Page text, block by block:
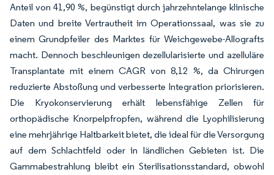
Anteil von 41,90 %, begünstigt durch jahrzehntelange klinische
Daten und breite Vertrautheit im Operationssaal, was sie zu
einem Grundpfeiler des Marktes für Weichgewebe-Allografts
macht. Dennoch beschleunigen dezellularisierte und azelluläre
Transplantate mit einem CAGR von 8,12 %, da Chirurgen
reduzierte Abstoßung und verbesserte Integration priorisieren.
Die Kryokonservierung erhält lebensfähige Zellen für
orthopädische Knorpelpfropfen, während die Lyophilisierung
eine mehrjährige Haltbarkeit bietet, die ideal für die Versorgung
auf dem Schlachtfeld oder in ländlichen Gebieten ist. Die
Gammabestrahlung bleibt ein Sterilisationsstandard, obwohl